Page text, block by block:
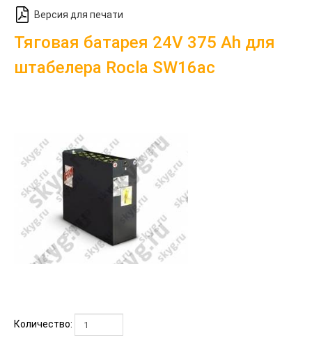
Версия для печати
Тяговая батарея 24V 375 Ah для
штабелера Rocla SW16ac
Количество: